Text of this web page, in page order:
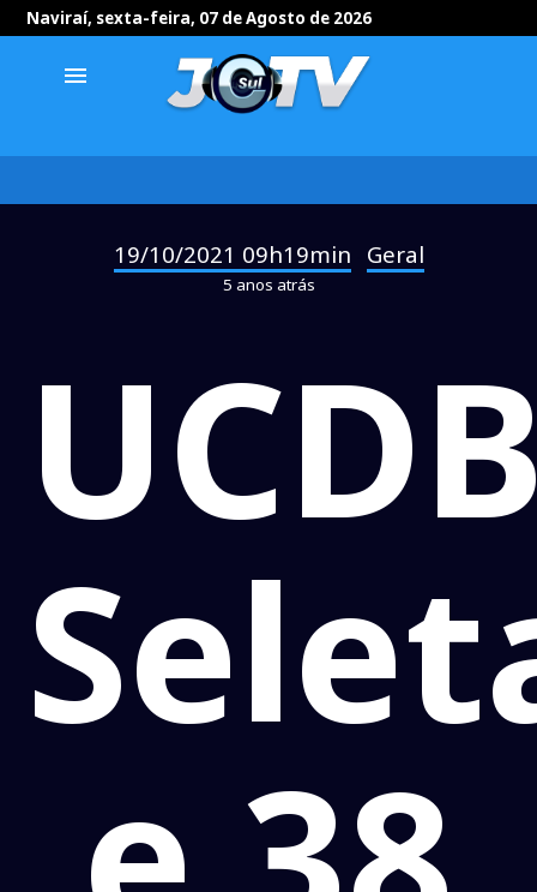
Naviraí, sexta-feira, 07 de Agosto de 2026
menu
19/10/2021 09h19min Geral
5 anos atrás